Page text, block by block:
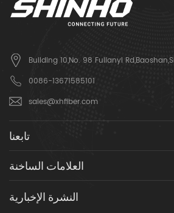
Building 10,No. 98 Fulianyi
0086-13671585101
sales@xhfiber.com
تابعنا
العلامات الساخنة
النشرة الإخبارية